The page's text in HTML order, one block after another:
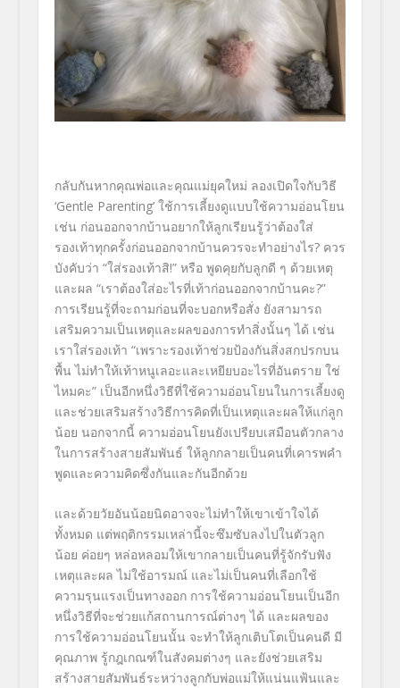
กลับกันหากคุณพ่อและคุณแม่ยุคใหม่ ลองเปิดใจกับวิธี
‘Gentle Parenting’ ใช้การเลี้ยงดูแบบใช้ความอ่อนโยน
เช่น ก่อนออกจากบ้านอยากให้ลูกเรียนรู้ว่าต้องใส่
รองเท้าทุกครั้งก่อนออกจากบ้านควรจะทำอย่างไร? ควร
บังคับว่า “ใส่รองเท้าสิ!” หรือ พูดคุยกับลูกดี ๆ ด้วยเหตุ
และผล “เราต้องใส่อะไรที่เท้าก่อนออกจากบ้านคะ?”
การเรียนรู้ที่จะถามก่อนที่จะบอกหรือสั่ง ยังสามารถ
เสริมความเป็นเหตุและผลของการทำสิ่งนั้นๆ ได้ เช่น
เราใส่รองเท้า “เพราะรองเท้าช่วยป้องกันสิ่งสกปรกบน
พื้น ไม่ทำให้เท้าหนูเลอะและเหยียบอะไรที่อันตราย ใช่
ไหมคะ” เป็นอีกหนึ่งวิธีที่ใช้ความอ่อนโยนในการเลี้ยงดู
และช่วยเสริมสร้างวิธีการคิดที่เป็นเหตุและผลให้แก่ลูก
น้อย นอกจากนี้ ความอ่อนโยนยังเปรียบเสมือนตัวกลาง
ในการสร้างสายสัมพันธ์ ให้ลูกกลายเป็นคนที่เคารพคำ
พูดและความคิดซึ่งกันและกันอีกด้วย
และด้วยวัยอันน้อยนิดอาจจะไม่ทำให้เขาเข้าใจได้
ทั้งหมด แต่พฤติกรรมเหล่านี้จะซึมซับลงไปในตัวลูก
น้อย ค่อยๆ หล่อหลอมให้เขากลายเป็นคนที่รู้จักรับฟัง
เหตุและผล ไม่ใช้อารมณ์ และไม่เป็นคนที่เลือกใช้
ความรุนแรงเป็นทางออก การใช้ความอ่อนโยนเป็นอีก
หนึ่งวิธีที่จะช่วยแก้สถานการณ์ต่างๆ ได้ และผลของ
การใช้ความอ่อนโยนนั้น จะทำให้ลูกเติบโตเป็นคนดี มี
คุณภาพ รู้กฎเกณฑ์ในสังคมต่างๆ และยังช่วยเสริม
สร้างสายสัมพันธ์ระหว่างลูกกับพ่อแม่ให้แน่นแฟ้นและ